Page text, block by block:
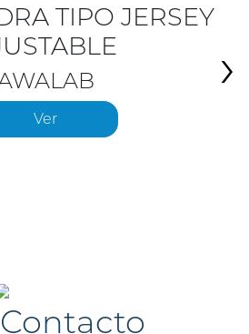
TIPO JERSEY
Ver
›